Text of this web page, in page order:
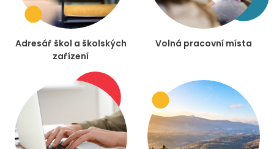
Adresář škol a školských
zařízení
Volná pracovní místa